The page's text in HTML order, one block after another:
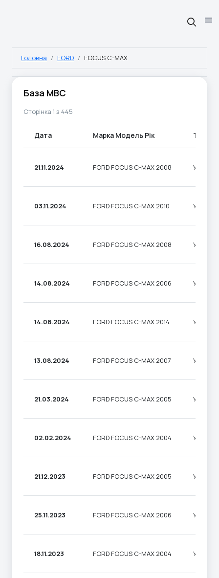
Головна FORD FOCUS C-MAX
База МВС
Сторінка 1 з 445
Дата Марка Модель Рік Тип
21.11.2024 FORD FOCUS C-MAX 2008
03.11.2024 FORD FOCUS C-MAX 2010
16.08.2024 FORD FOCUS C-MAX 2008
14.08.2024 FORD FOCUS C-MAX 2006
14.08.2024 FORD FOCUS C-MAX 2014
13.08.2024 FORD FOCUS C-MAX 2007
21.03.2024 FORD FOCUS C-MAX 2005
02.02.2024 FORD FOCUS C-MAX 2004
21.12.2023 FORD FOCUS C-MAX 2005
25.11.2023 FORD FOCUS C-MAX 2006
18.11.2023 FORD FOCUS C-MAX 2004